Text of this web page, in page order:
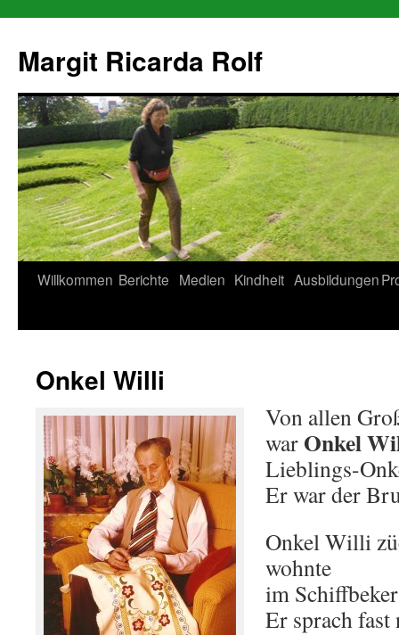
springen
Margit Ricarda Rolf
Willkommen Berichte Medien Kindheit Ausbildungen
Onkel Willi
Von allen
war Onkel
Lieblings-
Er war der
Onkel Willi
wohnte
im
Er sprach